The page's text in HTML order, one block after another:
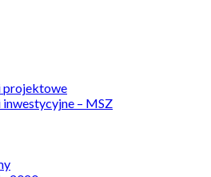
projektowe
– MSZ